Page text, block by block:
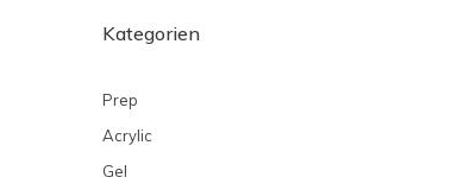
Kategorien
Prep
Acrylic
Gel